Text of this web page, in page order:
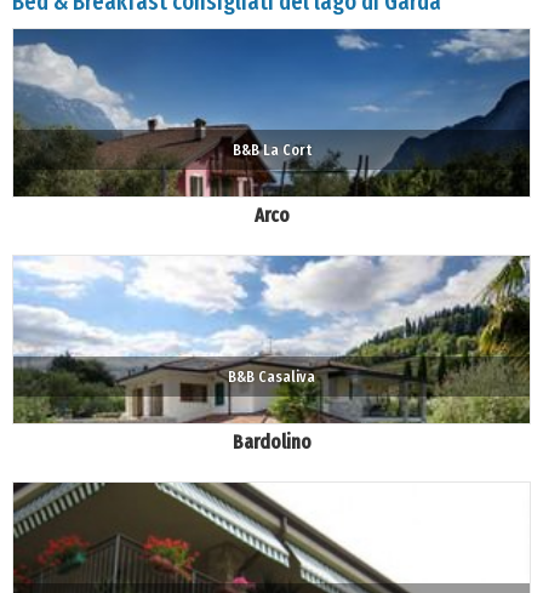
B&B La Cort
Arco
B&B Casaliva
Bardolino